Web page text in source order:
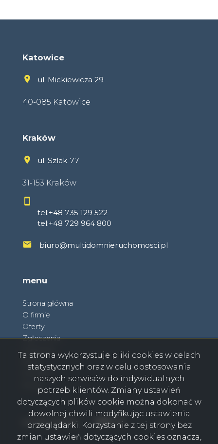
Katowice
ul. Mickiewicza 29
40-085 Katowice
Kraków
ul. Szlak 77
31-153 Kraków
tel:+48 735 129 522
tel:+48 729 964 800
biuro@multidomnieruchomosci.pl
menu
Strona główna
O firmie
Oferty
Zgłoszenia
Kontakt
social media Facebook
Facebook
Facebook
Facebook
Ta strona wykorzystuje pliki cookies w celach
statystycznych oraz w celu dostosowania
naszych serwisów do indywidualnych
potrzeb klientów. Zmiany ustawień
dotyczących plików cookie można dokonać w
dowolnej chwili modyfikując ustawienia
przeglądarki. Korzystanie z tej strony bez
zmian ustawień dotyczących cookies oznacza,